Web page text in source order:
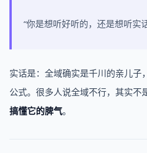
“你是想听好听的，还是想听实
实话是：全域确实是千川的亲儿子
公式。很多人说全域不行，其实不
搞懂它的脾气。